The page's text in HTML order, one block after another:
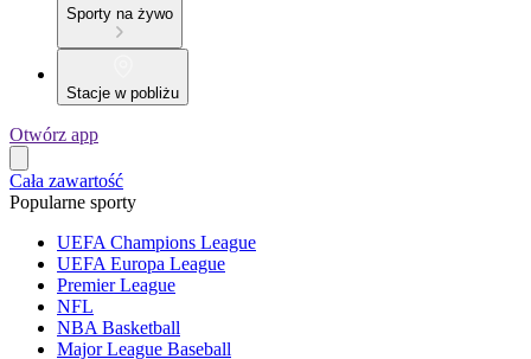
Sporty na żywo
Stacje w pobliżu
Otwórz app
Cała zawartość
Popularne sporty
UEFA Champions League
UEFA Europa League
Premier League
NFL
NBA Basketball
Major League Baseball